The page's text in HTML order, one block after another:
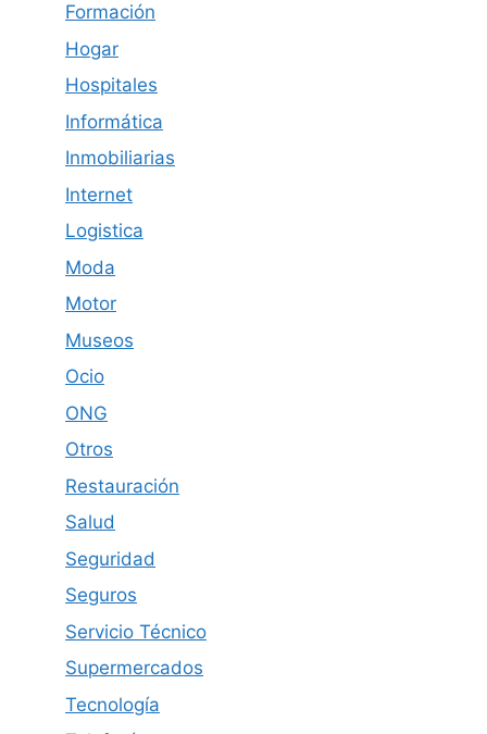
Formación
Hogar
Hospitales
Informática
Inmobiliarias
Internet
Logistica
Moda
Motor
Museos
Ocio
ONG
Otros
Restauración
Salud
Seguridad
Seguros
Servicio Técnico
Supermercados
Tecnología